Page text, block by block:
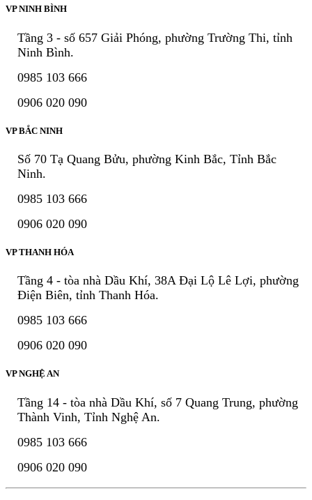
VP NINH BÌNH
Tầng 3 - số 657 Giải Phóng, phường Trường Thi, tỉnh
Ninh Bình.
0985 103 666
0906 020 090
VP BẮC NINH
Số 70 Tạ Quang Bửu, phường Kinh Bắc, Tỉnh Bắc
Ninh.
0985 103 666
0906 020 090
VP THANH HÓA
Tầng 4 - tòa nhà Dầu Khí, 38A Đại Lộ Lê Lợi, phường
Điện Biên, tỉnh Thanh Hóa.
0985 103 666
0906 020 090
VP NGHỆ AN
Tầng 14 - tòa nhà Dầu Khí, số 7 Quang Trung, phường
Thành Vinh, Tỉnh Nghệ An.
0985 103 666
0906 020 090